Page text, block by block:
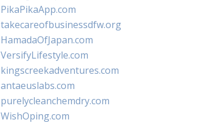
PikaPikaApp.com
takecareofbusinessdfw.org
HamadaOfJapan.com
VersifyLifestyle.com
kingscreekadventures.com
antaeuslabs.com
purelycleanchemdry.com
WishOping.com